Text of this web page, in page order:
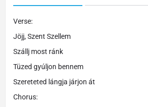
Verse:
Jöjj, Szent Szellem
Szállj most ránk
Tüzed gyúljon bennem
Szereteted lángja járjon át
Chorus: